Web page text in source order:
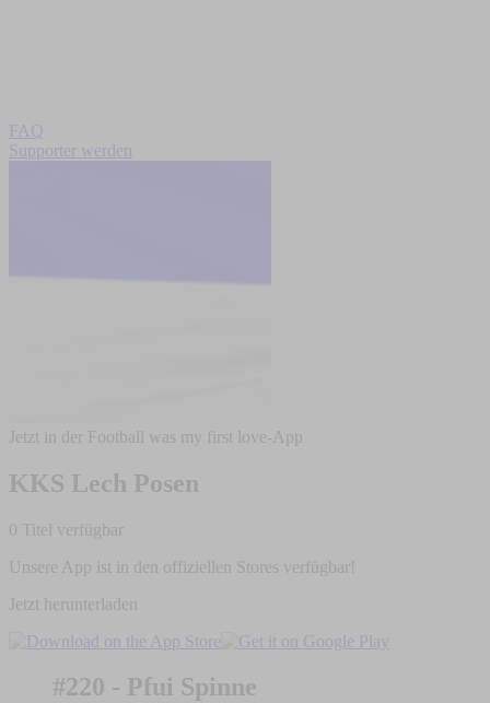
FAQ
Supporter werden
Jetzt in der Football was my first love-App
KKS Lech Posen
0 Titel verfügbar
Unsere App ist in den offiziellen Stores verfügbar!
Jetzt herunterladen
#220 - Pfui Spinne